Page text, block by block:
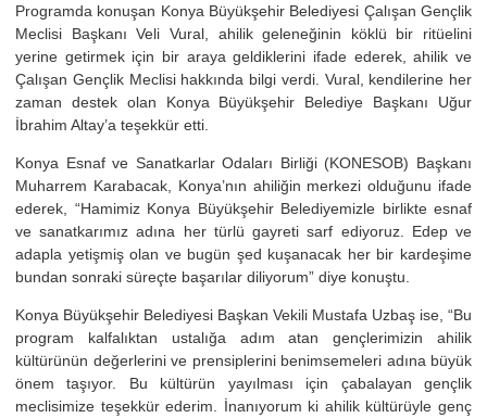
Programda konuşan Konya Büyükşehir Belediyesi Çalışan Gençlik
Meclisi Başkanı Veli Vural, ahilik geleneğinin köklü bir ritüelini
yerine getirmek için bir araya geldiklerini ifade ederek, ahilik ve
Çalışan Gençlik Meclisi hakkında bilgi verdi. Vural, kendilerine her
zaman destek olan Konya Büyükşehir Belediye Başkanı Uğur
İbrahim Altay’a teşekkür etti.
Konya Esnaf ve Sanatkarlar Odaları Birliği (KONESOB) Başkanı
Muharrem Karabacak, Konya’nın ahiliğin merkezi olduğunu ifade
ederek, “Hamimiz Konya Büyükşehir Belediyemizle birlikte esnaf
ve sanatkarımız adına her türlü gayreti sarf ediyoruz. Edep ve
adapla yetişmiş olan ve bugün şed kuşanacak her bir kardeşime
bundan sonraki süreçte başarılar diliyorum” diye konuştu.
Konya Büyükşehir Belediyesi Başkan Vekili Mustafa Uzbaş ise, “Bu
program kalfalıktan ustalığa adım atan gençlerimizin ahilik
kültürünün değerlerini ve prensiplerini benimsemeleri adına büyük
önem taşıyor. Bu kültürün yayılması için çabalayan gençlik
meclisimize teşekkür ederim. İnanıyorum ki ahilik kültürüyle genç